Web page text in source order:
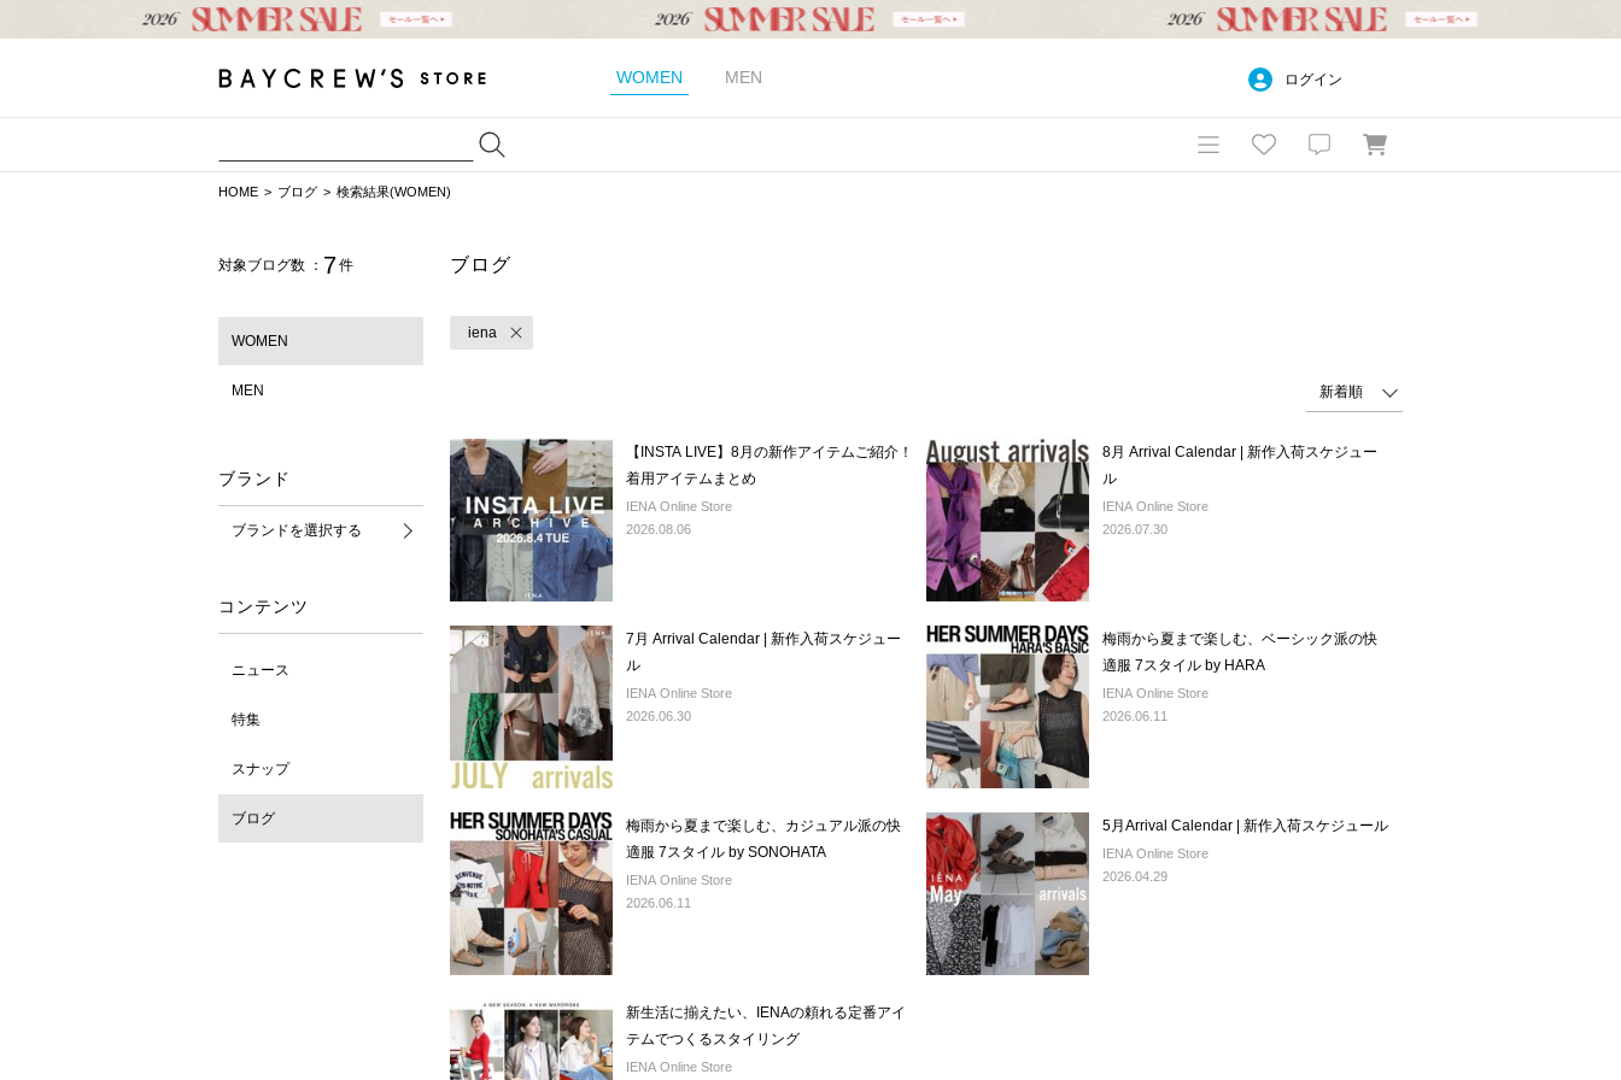
WOMEN MEN ログイン
HOME ブログ 検索結果(WOMEN)
対象ブログ数 ： 7件
WOMEN
MEN
ブランド
ブランドを選択する
コンテンツ
ニュース
特集
スナップ
ブログ
ブログ
iena
【INSTA LIVE】8月の新作アイテムご紹介！
着用アイテムまとめ
IENA Online Store
2026.08.06
8月 Arrival Calendar | 新作入荷スケジュー
ル
IENA Online Store
2026.07.30
7月 Arrival Calendar | 新作入荷スケジュー
ル
IENA Online Store
2026.06.30
梅雨から夏まで楽しむ、ベーシック派の快
適服 7スタイル by HARA
IENA Online Store
2026.06.11
梅雨から夏まで楽しむ、カジュアル派の快
適服 7スタイル by SONOHATA
IENA Online Store
2026.06.11
5月Arrival Calendar | 新作入荷スケジュール
IENA Online Store
2026.04.29
新生活に揃えたい、IENAの頼れる定番アイ
テムでつくるスタイリング
IENA Online Store